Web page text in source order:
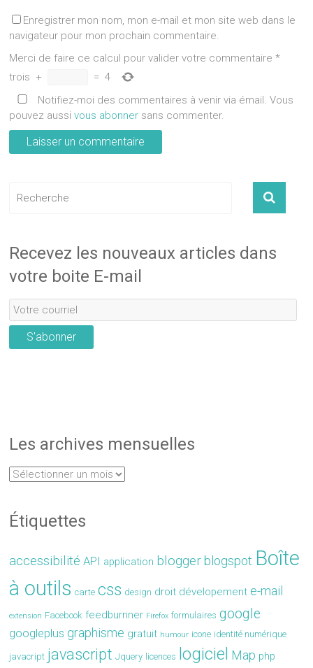
Enregistrer mon nom, mon e-mail et mon site web dans le
navigateur pour mon prochain commentaire.
Merci de faire ce calcul pour valider votre commentaire *
trois + = 4
Notifiez-moi des commentaires à venir via émail. Vous
pouvez aussivous abonner sans commenter.
Recevez les nouveaux articles dans
votre boite E-mail
S'abonner
Les archives mensuelles
Étiquettes
accessibilité API application blogger blogspot Boîte
à outils carte css design droit dévelopement e-mail
extension Facebook feedburnner Firefox formulaires google
googleplus graphisme gratuit humour icone identité numérique
javacript javascript Jquery licences logiciel Map php